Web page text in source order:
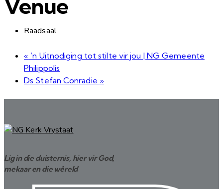
Venue
Raadsaal
« ‘n Uitnodiging tot stilte vir jou | NG Gemeente
Philippolis
Ds Stefan Conradie »
Lig in die duisternis, hier vir God,
mekaar en die wêreld